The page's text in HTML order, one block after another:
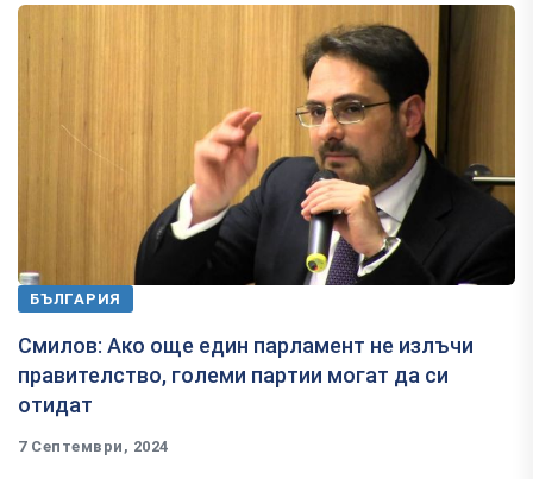
БЪЛГАРИЯ
Смилов: Ако още един парламент не излъчи
правителство, големи партии могат да си
отидат
7 Септември, 2024